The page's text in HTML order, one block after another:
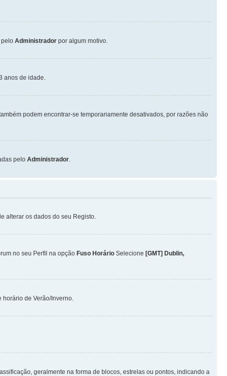
pelo Administrador por algum motivo.
anos de idade.
podem encontrar-se temporariamente desativados, por razões não
pelo Administrador.
alterar os dados do seu Registo.
no seu Perfil na opção Fuso Horário Selecione [GMT] Dublin,
de Verão/Inverno.
geralmente na forma de blocos, estrelas ou pontos, indicando a